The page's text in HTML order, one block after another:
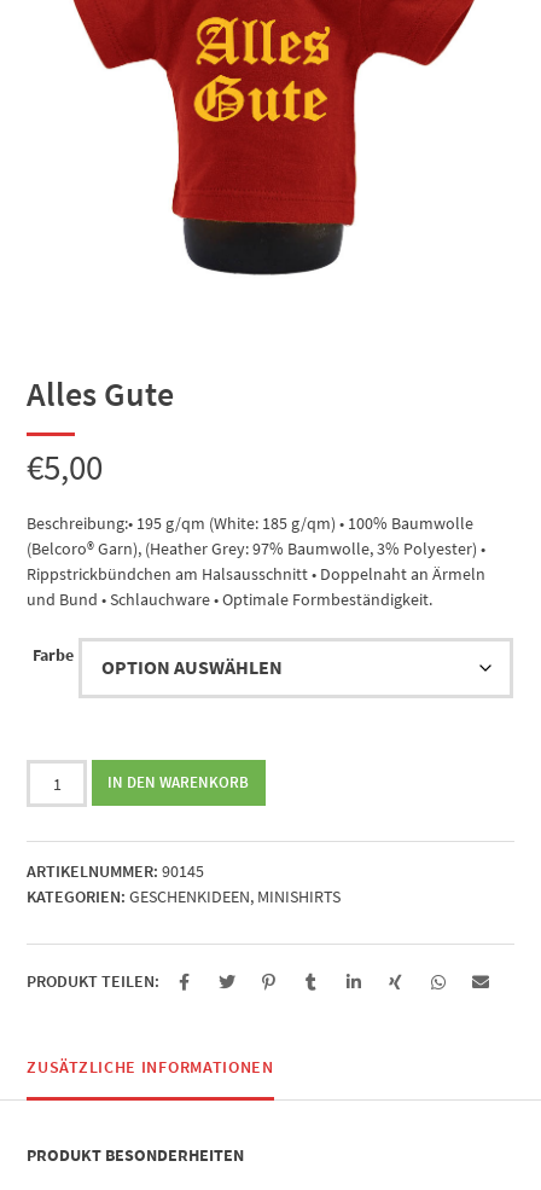
Alles Gute
€5,00
Beschreibung:• 195 g/qm (White: 185 g/qm) • 100% Baumwolle
(Belcoro® Garn), (Heather Grey: 97% Baumwolle, 3% Polyester) •
Rippstrickbündchen am Halsausschnitt • Doppelnaht an Ärmeln
und Bund • Schlauchware • Optimale Formbeständigkeit.
Farbe
Alles
Gute
IN DEN WARENKORB
ARTIKELNUMMER: 90145
KATEGORIEN: GESCHENKIDEEN, MINISHIRTS
PRODUKT TEILEN:
ZUSÄTZLICHE INFORMATIONEN
PRODUKT BESONDERHEITEN